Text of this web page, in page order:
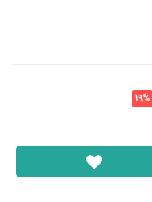
19%